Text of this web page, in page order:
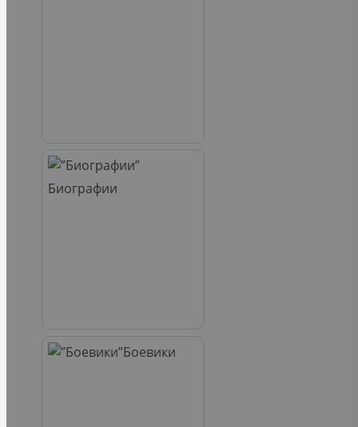
Биографии
Боевики